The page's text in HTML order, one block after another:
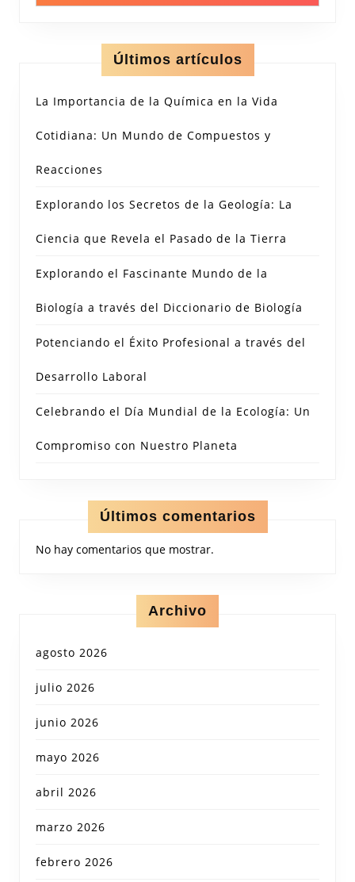
Últimos artículos
La Importancia de la Química en la Vida
Cotidiana: Un Mundo de Compuestos y
Reacciones
Explorando los Secretos de la Geología: La
Ciencia que Revela el Pasado de la Tierra
Explorando el Fascinante Mundo de la
Biología a través del Diccionario de Biología
Potenciando el Éxito Profesional a través del
Desarrollo Laboral
Celebrando el Día Mundial de la Ecología: Un
Compromiso con Nuestro Planeta
Últimos comentarios
No hay comentarios que mostrar.
Archivo
agosto 2026
julio 2026
junio 2026
mayo 2026
abril 2026
marzo 2026
febrero 2026